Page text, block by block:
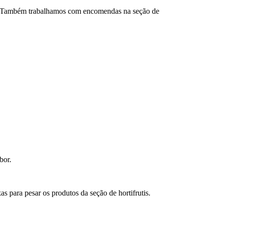
trabalhamos com encomendas na seção de
para pesar os produtos da seção de hortifrutis.